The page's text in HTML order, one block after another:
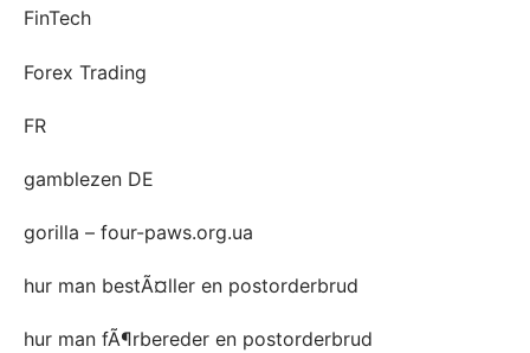
FinTech
Forex Trading
FR
gamblezen DE
gorilla – four-paws.org.ua
hur man bestÃ¤ller en postorderbrud
hur man fÃ¶rbereder en postorderbrud